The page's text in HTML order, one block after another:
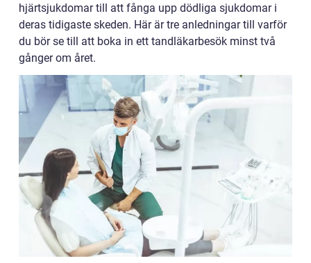
hjärtsjukdomar till att fånga upp dödliga sjukdomar i
deras tidigaste skeden. Här är tre anledningar till varför
du bör se till att boka in ett tandläkarbesök minst två
gånger om året.